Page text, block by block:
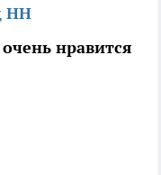
НН
нравится